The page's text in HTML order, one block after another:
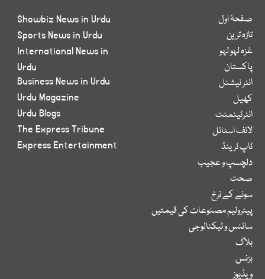
صفحۂ اول
تازہ ترین
غزہ لہو لہو
پاکستان
انٹر نیشنل
کھیل
انٹرٹینمنٹ
لائف اسٹائل
ٹاپ ٹرینڈ
دلچسپ و عجیب
صحت
سونے کے نرخ
پیٹرولیم مصنوعات کی قیمتیں
سائنس و ٹیکنالوجی
بلاگ
بزنس
ویڈیوز
Showbiz News in Urdu
Sports News in Urdu
International News in
Urdu
Business News in Urdu
Urdu Magazine
Urdu Blogs
The Express Tribune
Express Entertainment